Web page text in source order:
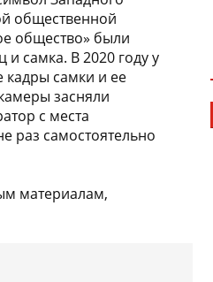
общественной
общество» были
самка. В 2020 году у
кадры самки и ее
засняли
с места
раз самостоятельно
материалам,